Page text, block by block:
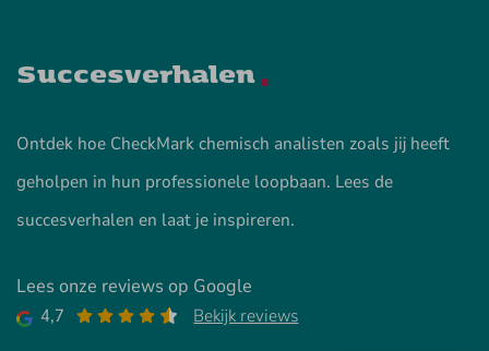
Succesverhalen
Ontdek hoe CheckMark chemisch analisten zoals jij heeft
geholpen in hun professionele loopbaan. Lees de
succesverhalen en laat je inspireren.
Lees onze reviews op Google
4,7 Bekijk reviews